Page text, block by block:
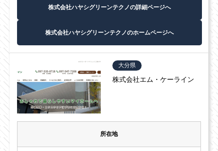
株式会社ハヤシグリーンテクノの詳細ページへ
株式会社ハヤシグリーンテクノのホームページへ
大分県
株式会社エム・ケーライン
所在地